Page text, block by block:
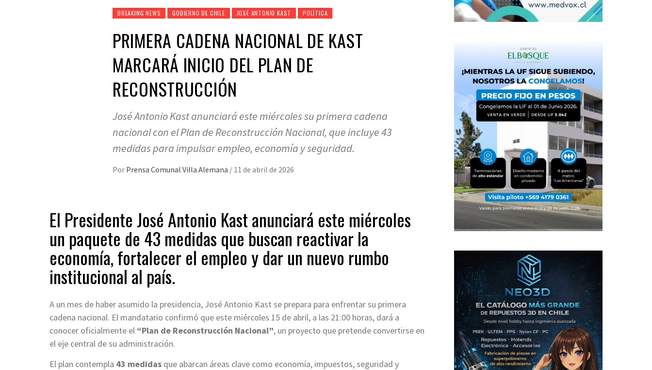
BREAKING NEWS GOBIERNO DE CHILE JOSÉ ANTONIO KAST POLÍTICA
PRIMERA CADENA NACIONAL DE KAST
MARCARÁ INICIO DEL PLAN DE
RECONSTRUCCIÓN
José Antonio Kast anunciará este miércoles su primera cadena
nacional con el Plan de Reconstrucción Nacional, que incluye 43
medidas para impulsar empleo, economía y seguridad.
Por Prensa Comunal Villa Alemana / 11 de abril de 2026
El Presidente José Antonio Kast anunciará este miércoles
un paquete de 43 medidas que buscan reactivar la
economía, fortalecer el empleo y dar un nuevo rumbo
institucional al país.
A un mes de haber asumido la presidencia, José Antonio Kast se prepara para enfrentar su primera
cadena nacional. El mandatario confirmó que este miércoles 15 de abril, a las 21:00 horas, dará a
conocer oficialmente el “Plan de Reconstrucción Nacional”, un proyecto que pretende convertirse en
el eje central de su administración.
El plan contempla 43 medidas que abarcan áreas clave como economía, impuestos, seguridad y